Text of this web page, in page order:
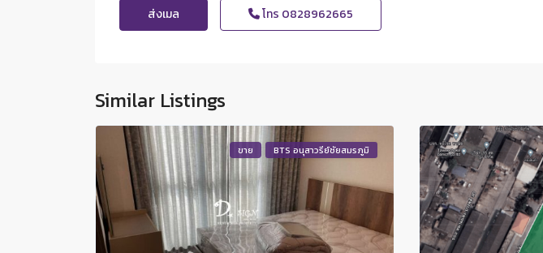
โทร 0828962665
Similar Listings
ขาย BTS อนุสาวรีย์ชัยสมรภูมิ